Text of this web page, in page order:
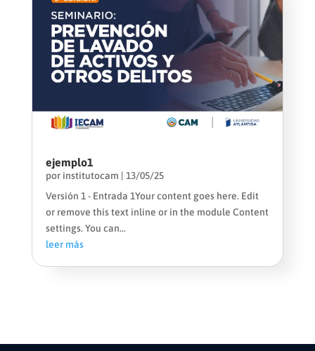
ejemplo1
por institutocam | 13/05/25
Versión 1 - Entrada 1Your content goes here. Edit
or remove this text inline or in the module Content
settings. You can...
leer más